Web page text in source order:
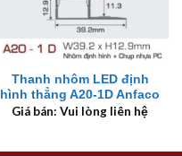
Thanh nhôm LED định
hình thẳng A20-1D Anfaco
Giá bán: Vui lòng liên hệ